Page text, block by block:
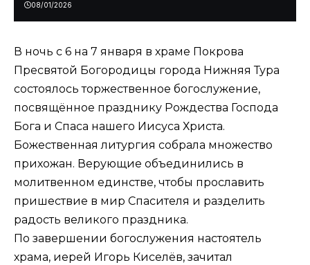
08/01/2026
В ночь с 6 на 7 января в храме Покрова
Пресвятой Богородицы города Нижняя Тура
состоялось торжественное богослужение,
посвящённое празднику Рождества Господа
Бога и Спаса нашего Иисуса Христа.
Божественная литургия собрала множество
прихожан. Верующие объединились в
молитвенном единстве, чтобы прославить
пришествие в мир Спасителя и разделить
радость великого праздника.
По завершении богослужения настоятель
храма, иерей Игорь Киселёв, зачитал